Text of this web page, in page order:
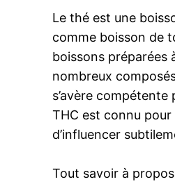
Le thé est une
comme boisson de
boissons préparées
nombreux
s’avère
THC est connu pour
d’influencer
Tout savoir à